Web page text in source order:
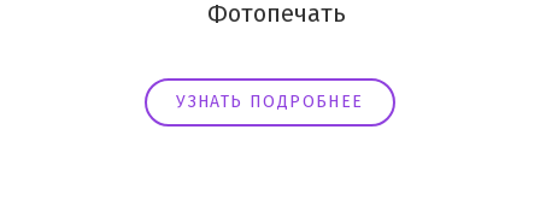
Фотопечать
УЗНАТЬ ПОДРОБНЕЕ